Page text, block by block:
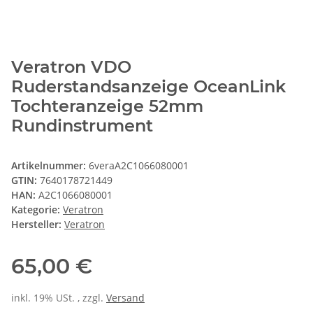
Veratron VDO
Ruderstandsanzeige OceanLink
Tochteranzeige 52mm
Rundinstrument
Artikelnummer: 6veraA2C1066080001
GTIN: 7640178721449
HAN: A2C1066080001
Kategorie: Veratron
Hersteller: Veratron
65,00 €
inkl. 19% USt. , zzgl. Versand